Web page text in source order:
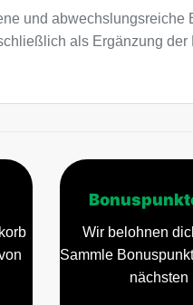
und
als Ergänzung
Wir belohnen
Sammle
nächsten